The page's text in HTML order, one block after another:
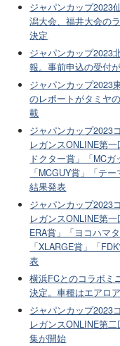
ジャパンカップ2023
潟大会、福井大会の
決定
ジャパンカップ2023
報。事前申込の受付
ジャパンカップ2023
のレポートがタミヤ
載
ジャパンカップ2023
レガンスONLINE第
ドクター賞」「MCガ
「MCGUY賞」「テー
結果発表
ジャパンカップ2023
レガンスONLINE第
ERA賞」「ヨコハマタ
「XLARGE賞」「
表
横浜FCとのコラボミ
決定。車種はエアロ
ジャパンカップ2023
レガンスONLINE第
集が開始